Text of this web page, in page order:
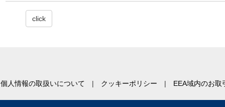
click
個人情報の取扱いについて クッキーポリシー EEA域内のお